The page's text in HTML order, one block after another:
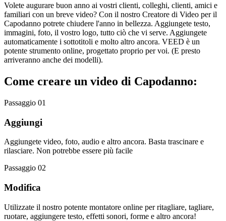
Volete augurare buon anno ai vostri clienti, colleghi, clienti, amici e
familiari con un breve video? Con il nostro Creatore di Video per il
Capodanno potrete chiudere l'anno in bellezza. Aggiungete testo,
immagini, foto, il vostro logo, tutto ciò che vi serve. Aggiungete
automaticamente i sottotitoli e molto altro ancora. VEED è un
potente strumento online, progettato proprio per voi. (E presto
arriveranno anche dei modelli).
Come creare un video di Capodanno:
Passaggio 01
Aggiungi
Aggiungete video, foto, audio e altro ancora. Basta trascinare e
rilasciare. Non potrebbe essere più facile
Passaggio 02
Modifica
Utilizzate il nostro potente montatore online per ritagliare, tagliare,
ruotare, aggiungere testo, effetti sonori, forme e altro ancora!